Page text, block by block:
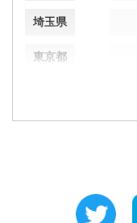
埼玉県
東京都